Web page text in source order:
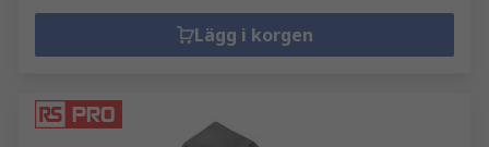
Lägg i korgen